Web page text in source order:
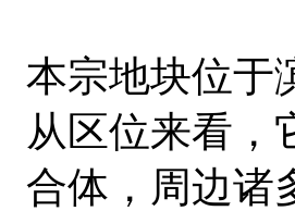
本宗地块位于
从区位来看，
合体，周边诸